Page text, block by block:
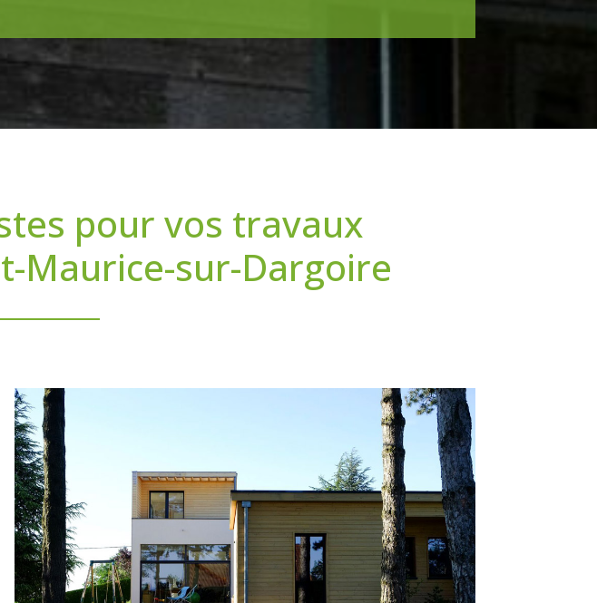
pour vos travaux
Maurice-sur-Dargoire